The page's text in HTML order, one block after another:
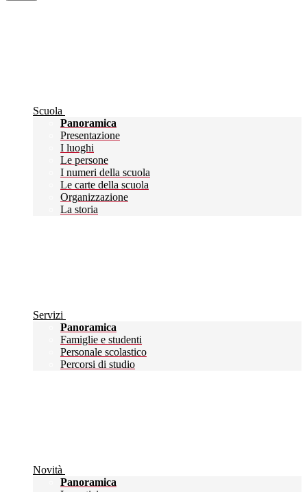
Scuola
Panoramica
Presentazione
I luoghi
Le persone
I numeri della scuola
Le carte della scuola
Organizzazione
La storia
Servizi
Panoramica
Famiglie e studenti
Personale scolastico
Percorsi di studio
Novità
Panoramica